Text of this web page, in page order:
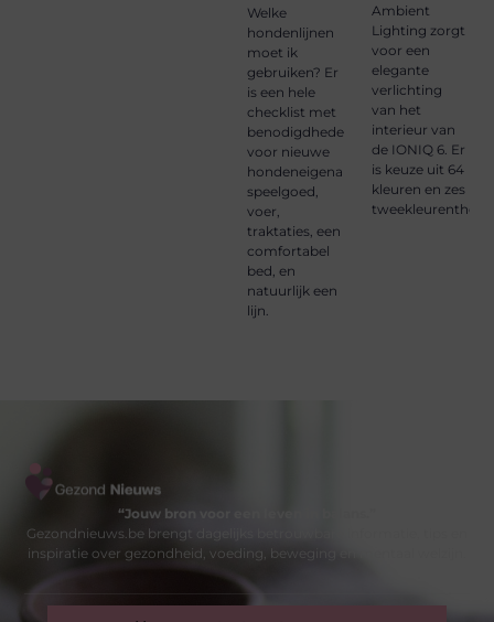
Welke
hondenlijnen
moet ik
gebruiken? Er
is een hele
checklist met
benodigdheden
voor nieuwe
hondeneigenaren:
speelgoed,
voer,
traktaties, een
comfortabel
bed, en
natuurlijk een
lijn.
Ambient
Lighting zorgt
voor een
elegante
verlichting
van het
interieur van
de IONIQ 6. Er
is keuze uit 64
kleuren en zes
“Jouw bron voor een leven in balans.”
Gezondnieuws.be brengt dagelijks betrouwbare informatie, tips en
inspiratie over gezondheid, voeding, beweging en mentaal welzijn.